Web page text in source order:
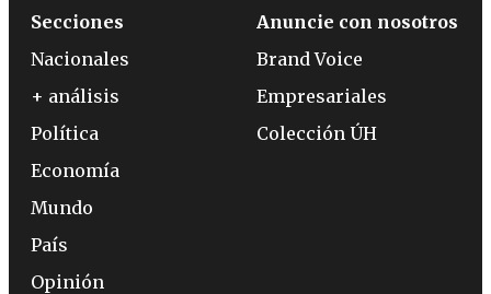
Secciones
Nacionales
+ análisis
Política
Economía
Mundo
País
Opinión
Anuncie con nosotros
Brand Voice
Empresariales
Colección ÚH